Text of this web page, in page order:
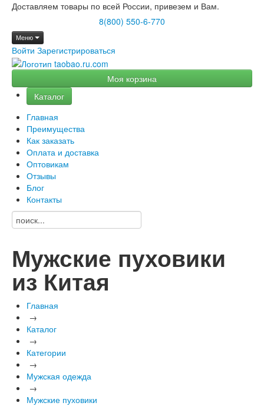
Доставляем товары по всей России, привезем и Вам.
8(800) 550-6-770
Меню
Войти Зарегистрироваться
Моя корзина
Каталог
Главная
Преимущества
Как заказать
Оплата и доставка
Оптовикам
Отзывы
Блог
Контакты
Мужские пуховики
из Китая
Главная
→
Каталог
→
Категории
→
Мужская одежда
→
Мужские пуховики